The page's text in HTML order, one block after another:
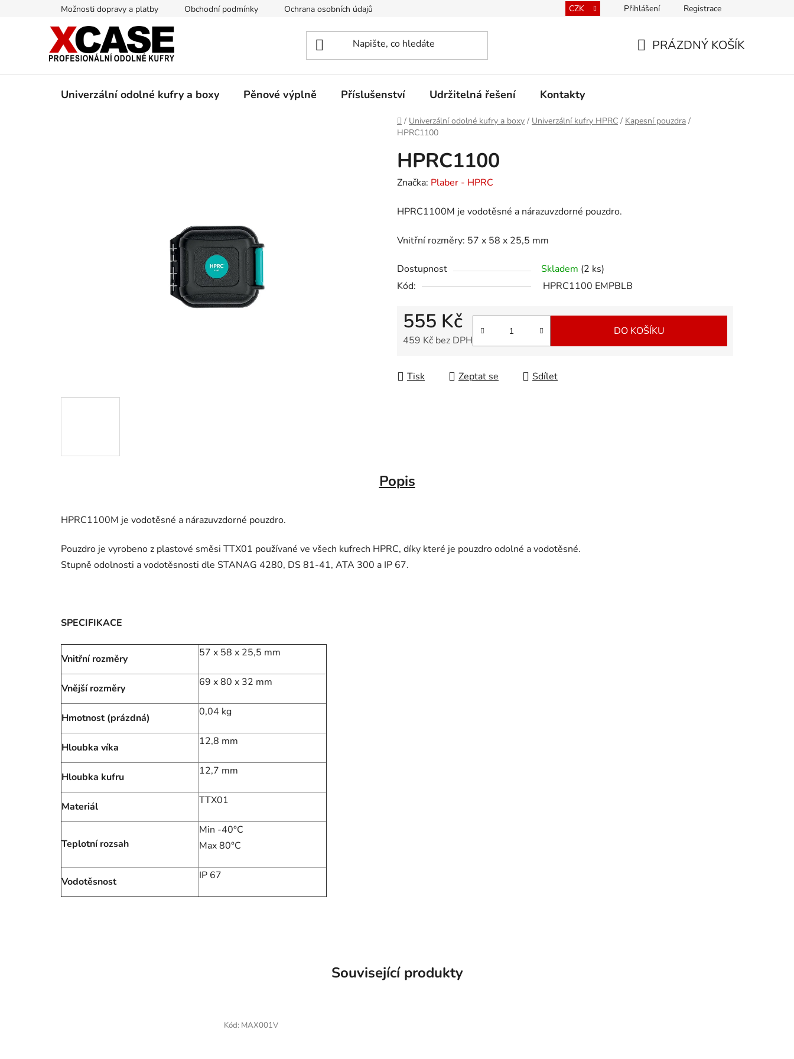
Možnosti dopravy a platby Obchodní podmínky Ochrana osobních údajů Prodávané značky Mapa serveru
CZK Přihlášení Registrace
PRÁZDNÝ KOŠÍK
Univerzální odolné kufry a boxy Pěnové výplně Příslušenství Udržitelná řešení Kontakty
Domů
/ Univerzální odolné kufry a boxy / Univerzální kufry HPRC / Kapesní pouzdra /
HPRC1100
HPRC1100
Značka: Plaber - HPRC
HPRC1100M je vodotěsné a nárazuvzdorné pouzdro.
Vnitřní rozměry: 57 x 58 x 25,5 mm
Dostupnost Skladem (2 ks)
Kód:
HPRC1100 EMPBLB
555 Kč
459 Kč bez DPH
DO KOŠÍKU
Tisk Zeptat se Sdílet
Popis
HPRC1100M je vodotěsné a nárazuvzdorné pouzdro.
Pouzdro je vyrobeno z plastové směsi TTX01 používané ve všech kufrech HPRC, díky které je pouzdro odolné a vodotěsné.
Stupně odolnosti a vodotěsnosti dle STANAG 4280, DS 81-41, ATA 300 a IP 67.
SPECIFIKACE
Vnitřní rozměry 57 x 58 x 25,5 mm
Vnější rozměry 69 x 80 x 32 mm
Hmotnost (prázdná) 0,04 kg
Hloubka víka 12,8 mm
Hloubka kufru 12,7 mm
Materiál TTX01
Teplotní rozsah
Min -40°C
Max 80°C
Vodotěsnost IP 67
Související produkty
Kód: MAX001V